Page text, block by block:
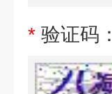
* 验证码：